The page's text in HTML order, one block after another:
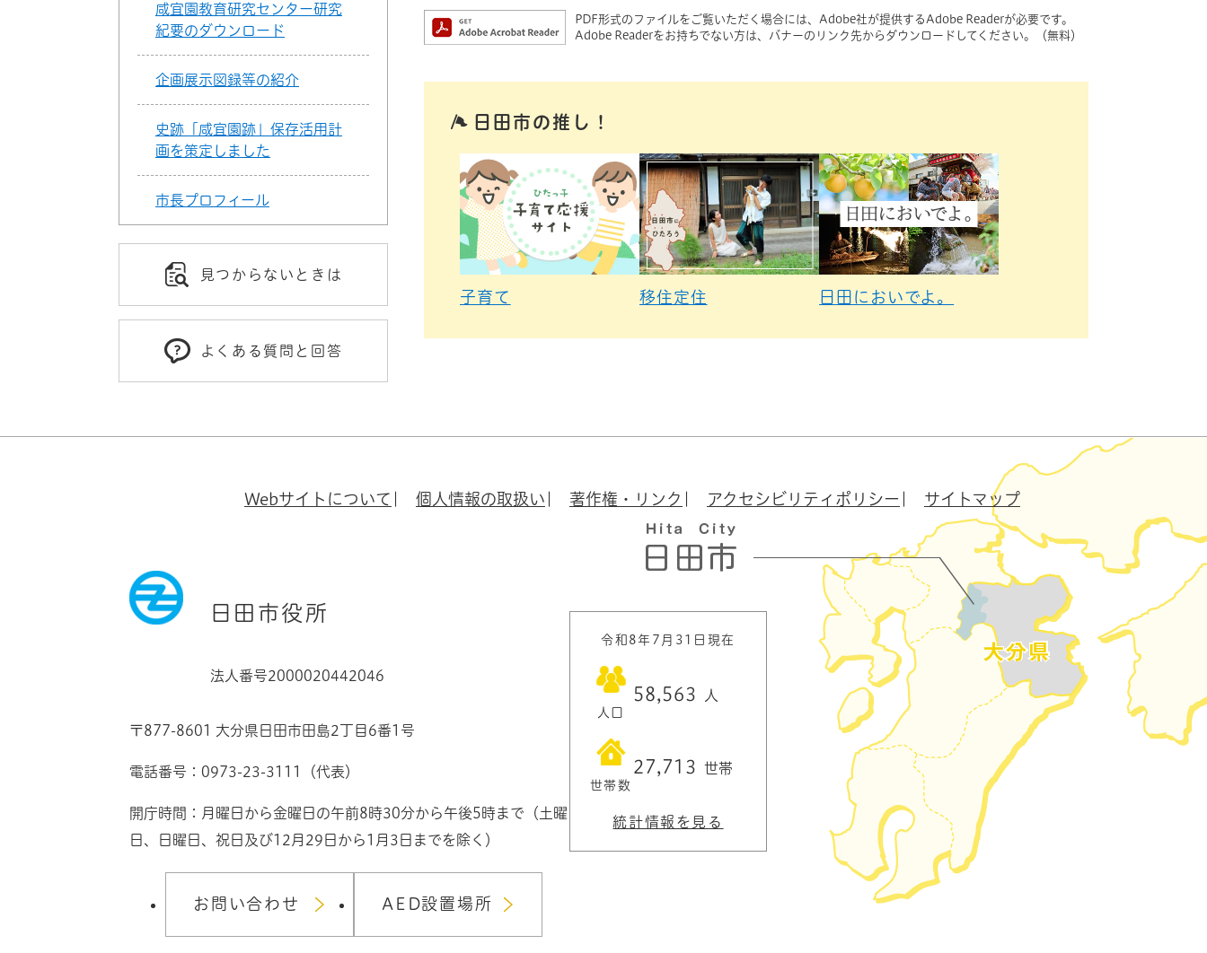
PDF形式のファイルをご覧いただく場合には、Adobe社が提供するAdobe Readerが必要です。
Adobe Readerをお持ちでない方は、バナーのリンク先からダウンロードしてください。（無料）
日田市の推し！
子育て 移住定住 日田においでよ。
咸宜園教育研究センター研究
紀要のダウンロード
企画展示図録等の紹介
史跡「咸宜園跡」保存活用計
画を策定しました
市長プロフィール
見つからないときは
よくある質問と回答
Webサイトについて 個人情報の取扱い 著作権・リンク アクセシビリティポリシー サイトマップ
日田市役所
法人番号2000020442046
〒877-8601 大分県日田市田島2丁目6番1号
電話番号：0973-23-3111（代表）
開庁時間：月曜日から金曜日の午前8時30分から午後5時まで（土曜
日、日曜日、祝日及び12月29日から1月3日までを除く）
お問い合わせ AED設置場所
令和8年7月31日現在
人口
58,563 人
世帯数
27,713 世帯
統計情報を見る